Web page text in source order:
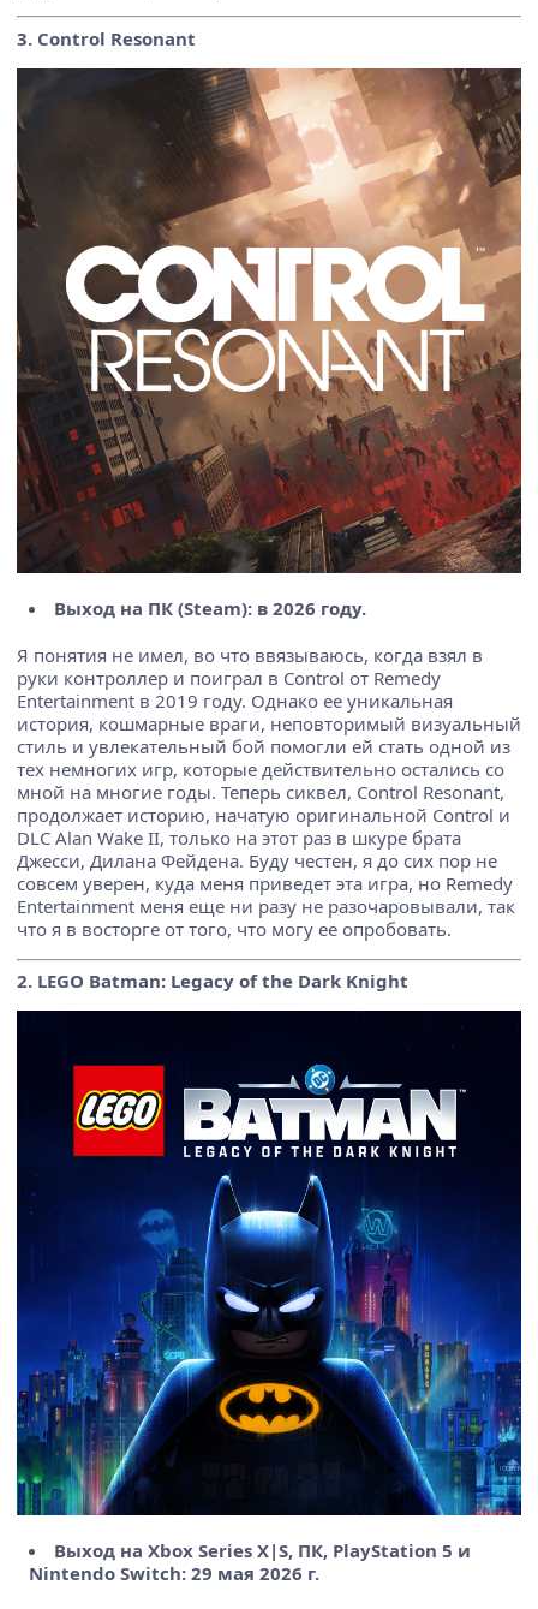
3. Control Resonant
Выход на ПК (Steam): в 2026 году.
Я понятия не имел, во что ввязываюсь, когда взял в
руки контроллер и поиграл в Control от Remedy
Entertainment в 2019 году. Однако ее уникальная
история, кошмарные враги, неповторимый визуальный
стиль и увлекательный бой помогли ей стать одной из
тех немногих игр, которые действительно остались со
мной на многие годы. Теперь сиквел, Control Resonant,
продолжает историю, начатую оригинальной Control и
DLC Alan Wake II, только на этот раз в шкуре брата
Джесси, Дилана Фейдена. Буду честен, я до сих пор не
совсем уверен, куда меня приведет эта игра, но Remedy
Entertainment меня еще ни разу не разочаровывали, так
что я в восторге от того, что могу ее опробовать.
2. LEGO Batman: Legacy of the Dark Knight
Выход на Xbox Series X|S, ПК, PlayStation 5 и
Nintendo Switch: 29 мая 2026 г.